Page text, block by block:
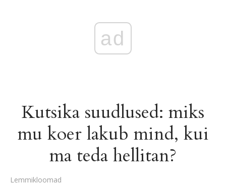
ad
Kutsika suudlused: miks
mu koer lakub mind, kui
ma teda hellitan?
Lemmikloomad